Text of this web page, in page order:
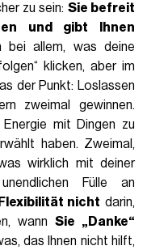
zu sein: Sie befreit
und gibt Ihnen
allem, was deine
klicken, aber im
der Punkt: Loslassen
zweimal gewinnen.
mit Dingen zu
haben. Zweimal,
wirklich mit deiner
Fülle an
nicht darin,
wann Sie „Danke“
das Ihnen nicht hilft,